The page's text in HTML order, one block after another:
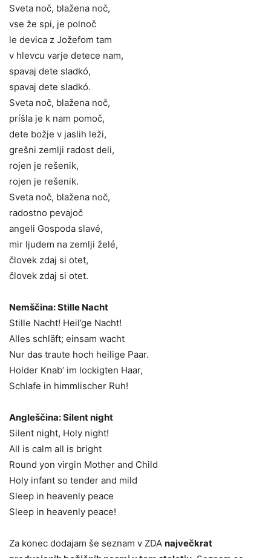
Sveta noč, blažena noč,
vse že spi, je polnoč
le devica z Jožefom tam
v hlevcu varje detece nam,
spavaj dete sladkó,
spavaj dete sladkó.
Sveta noč, blažena noč,
príšla je k nam pomoč,
dete božje v jaslih leži,
grešni zemlji radost deli,
rojen je rešenik,
rojen je rešenik.
Sveta noč, blažena noč,
radostno pevajoč
angeli Gospoda slavé,
mir ljudem na zemlji želé,
človek zdaj si otet,
človek zdaj si otet.
Nemščina: Stille Nacht
Stille Nacht! Heil’ge Nacht!
Alles schläft; einsam wacht
Nur das traute hoch heilige Paar.
Holder Knab’ im lockigten Haar,
Schlafe in himmlischer Ruh!
Angleščina: Silent night
Silent night, Holy night!
All is calm all is bright
Round yon virgin Mother and Child
Holy infant so tender and mild
Sleep in heavenly peace
Sleep in heavenly peace!
Za konec dodajam še seznam v ZDA največkrat